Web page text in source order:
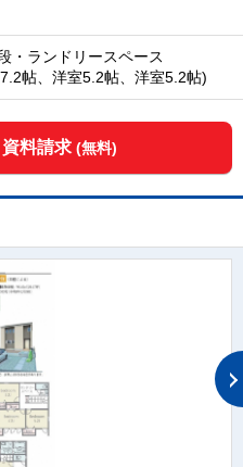
・ランドリースペース
帖、洋室5.2帖、洋室5.2帖)
料請求 (無料)